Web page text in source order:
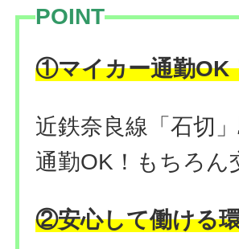
POINT
①マイカー通勤OK
近鉄奈良線「石切
通勤OK！もちろん
②安心して働ける